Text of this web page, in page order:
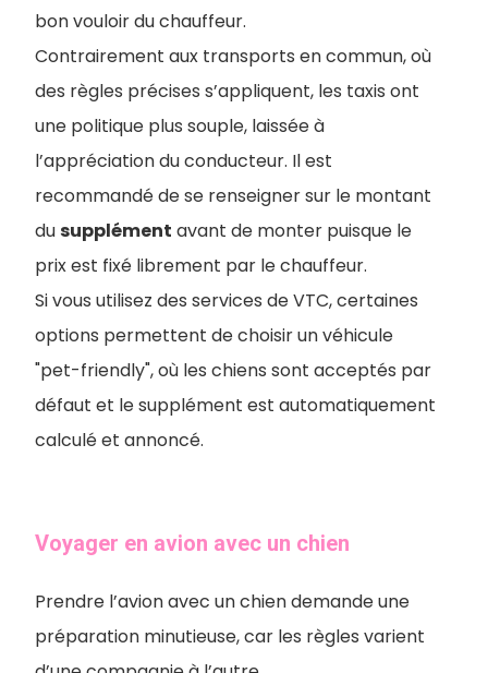
bon vouloir du chauffeur.
Contrairement aux transports en commun, où
des règles précises s’appliquent, les taxis ont
une politique plus souple, laissée à
l’appréciation du conducteur. Il est
recommandé de se renseigner sur le montant
dusupplément avant de monter puisque le
prix est fixé librement par le chauffeur.
Si vous utilisez des services de VTC, certaines
options permettent de choisir un véhicule
"pet-friendly", où les chiens sont acceptés par
défaut et le supplément est automatiquement
calculé et annoncé.
Voyager en avion avec un chien
Prendre l’avion avec un chien demande une
préparation minutieuse, car les règles varient